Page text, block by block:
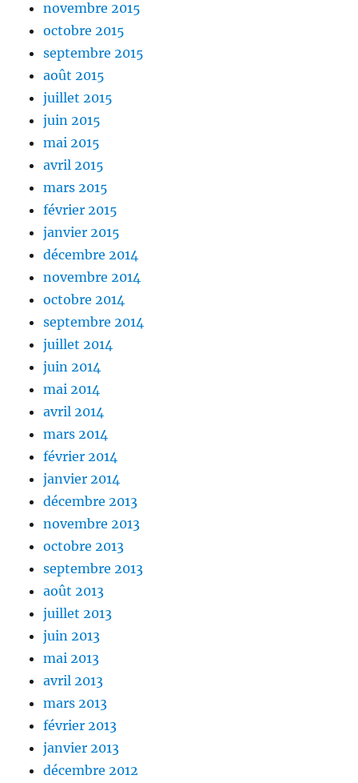
novembre 2015
octobre 2015
septembre 2015
août 2015
juillet 2015
juin 2015
mai 2015
avril 2015
mars 2015
février 2015
janvier 2015
décembre 2014
novembre 2014
octobre 2014
septembre 2014
juillet 2014
juin 2014
mai 2014
avril 2014
mars 2014
février 2014
janvier 2014
décembre 2013
novembre 2013
octobre 2013
septembre 2013
août 2013
juillet 2013
juin 2013
mai 2013
avril 2013
mars 2013
février 2013
janvier 2013
décembre 2012